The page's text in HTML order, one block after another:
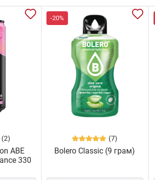
(2)
ABE
330
-20%
(7)
Bolero Classic (9 грам)